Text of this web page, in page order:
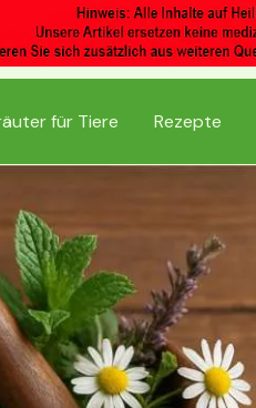
für Tiere Rezepte